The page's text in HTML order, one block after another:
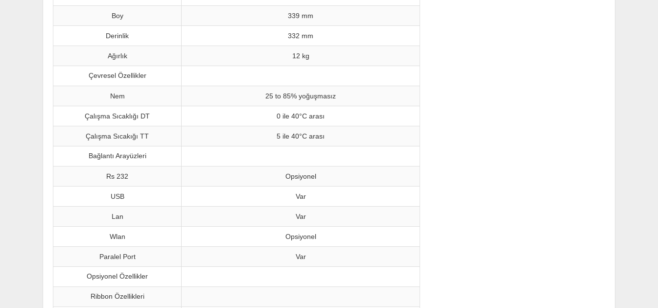
Boy 339 mm
Derinlik 332 mm
Ağırlık 12 kg
Çevresel Özellikler
Nem 25 to 85% yoğuşmasız
Çalışma Sıcaklığı DT 0 ile 40°C arası
Çalışma Sıcakığı TT 5 ile 40°C arası
Bağlantı Arayüzleri
Rs 232 Opsiyonel
USB Var
Lan Var
Wlan Opsiyonel
Paralel Port Var
Opsiyonel Özellikler
Ribbon Özellikleri